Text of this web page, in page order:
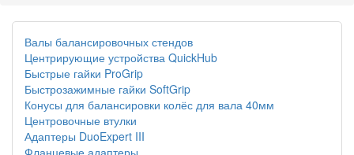
Валы балансировочных стендов
Центрирующие устройства QuickHub
Быстрые гайки ProGrip
Быстрозажимные гайки SoftGrip
Конусы для балансировки колёс для вала 40мм
Центровочные втулки
Адаптеры DuoExpert III
Фланцевые адаптеры